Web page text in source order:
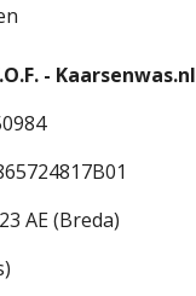
- Kaarsenwas.nl
AE (Breda)